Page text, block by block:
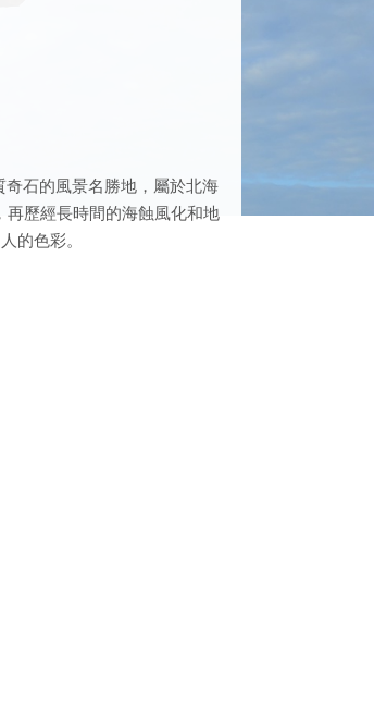
石的風景名勝地，屬於北海
歷經長時間的海蝕風化和地
的色彩。